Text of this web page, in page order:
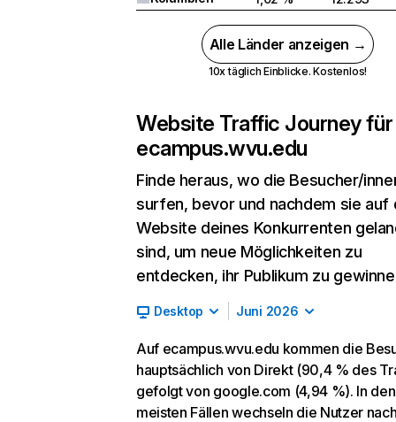
Alle Länder anzeigen →
10x täglich Einblicke. Kostenlos!
Website Traffic Journey für
ecampus.wvu.edu
Finde heraus, wo die Besucher/
surfen, bevor und nachdem sie auf
Website deines Konkurrenten
sind, um neue Möglichkeiten zu
entdecken, ihr Publikum zu
Desktop Juni 2026
Auf ecampus.wvu.edu kommen die
hauptsächlich von Direkt (90,4 % des
gefolgt von google.com (4,94 %). In den
meisten Fällen wechseln die Nutzer